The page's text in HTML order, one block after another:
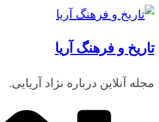
رفتن
محتوا
تاریخ و فرهنگ آریا
مجله آنلاین درباره نژاد آریایی.